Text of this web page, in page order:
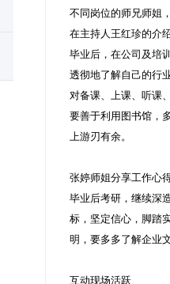
不同岗位的师兄师姐
在主持人王红珍的介
毕业后，在公司及培
透彻地了解自己的行
对备课、上课、听课
要善于利用图书馆，
上游刃有余。
张婷师姐分享工作心
毕业后考研，继续深
标，坚定信心，脚踏
明，要多多了解企业
互动现场活跃